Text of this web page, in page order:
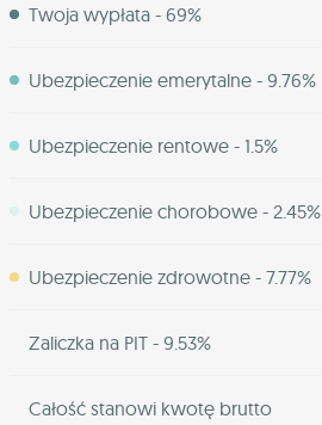
Twoja wypłata - 69%
Ubezpieczenie emerytalne - 9.76%
Ubezpieczenie rentowe - 1.5%
Ubezpieczenie chorobowe - 2.45%
Ubezpieczenie zdrowotne - 7.77%
Zaliczka na PIT - 9.53%
Całość stanowi kwotę brutto